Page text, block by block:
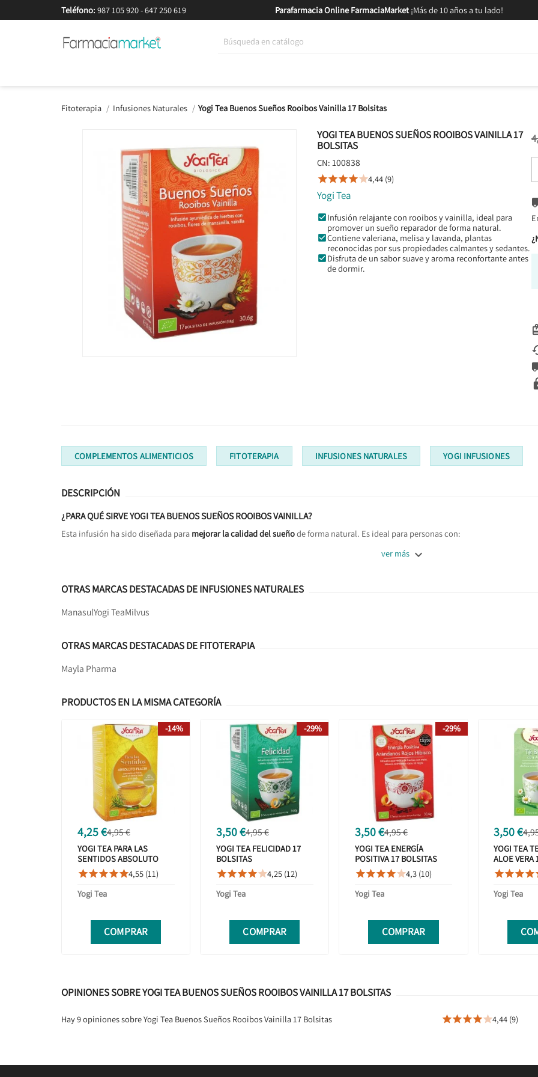
Teléfono: 987 105 920-647 250 619 Parafarmacia Online FarmaciaMarket¡Más de 10 años a tu lado!
Fitoterapia Infusiones Naturales Yogi Tea Buenos Sueños Rooibos Vainilla 17 Bolsitas
YOGI TEA BUENOS SUEÑOS ROOIBOS VAINILLA 17
BOLSITAS
CN: 100838
4,44 (9)
Yogi Tea
Infusión relajante con rooibos y vainilla, ideal para
promover un sueño reparador de forma natural.
Contiene valeriana, melisa y lavanda, plantas
reconocidas por sus propiedades calmantes y sedantes.
Disfruta de un sabor suave y aroma reconfortante antes
de dormir.
COMPLEMENTOS ALIMENTICIOS FITOTERAPIA INFUSIONES NATURALES YOGI INFUSIONES
DESCRIPCIÓN
¿PARA QUÉ SIRVE YOGI TEA BUENOS SUEÑOS ROOIBOS VAINILLA?
Esta infusión ha sido diseñada para mejorar la calidad del sueñode forma natural. Es ideal para personas con:
ver más 
OTRAS MARCAS DESTACADAS DE INFUSIONES NATURALES
ManasulYogi TeaMilvus
OTRAS MARCAS DESTACADAS DE FITOTERAPIA
Mayla Pharma
PRODUCTOS EN LA MISMA CATEGORÍA
4,25 €4,95 €
YOGI TEA PARA LAS
SENTIDOS ABSOLUTO
PLACER 20 BOLSITAS
4,55 (11)
Yogi Tea
COMPRAR
-14%
3,50 €4,95 €
YOGI TEA FELICIDAD 17
BOLSITAS
4,25 (12)
Yogi Tea
COMPRAR
-29%
3,50 €4,95 €
YOGI TEA ENERGÍA
POSITIVA 17 BOLSITAS
4,3 (10)
Yogi Tea
COMPRAR
-29%
3,50 €
YOGI TEA
ALOE VERA

Yogi Tea
OPINIONES SOBRE YOGI TEA BUENOS SUEÑOS ROOIBOS VAINILLA 17 BOLSITAS
Hay 9 opiniones sobre Yogi Tea Buenos Sueños Rooibos Vainilla 17 Bolsitas 4,44 (9)